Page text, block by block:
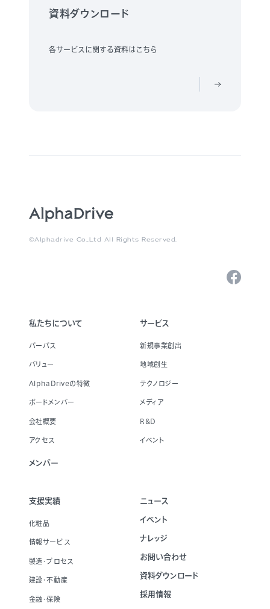
資料ダウンロード
各サービスに関する資料はこちら
©Alphadrive Co.,Ltd All Rights Reserved.
私たちについて
パーパス
バリュー
AlphaDriveの特徴
ボードメンバー
会社概要
アクセス
メンバー
サービス
新規事業創出
地域創生
テクノロジー
メディア
R&D
イベント
支援実績
化粧品
情報サービス
製造・プロセス
建設・不動産
金融・保険
ニュース
イベント
ナレッジ
お問い合わせ
資料ダウンロード
採用情報